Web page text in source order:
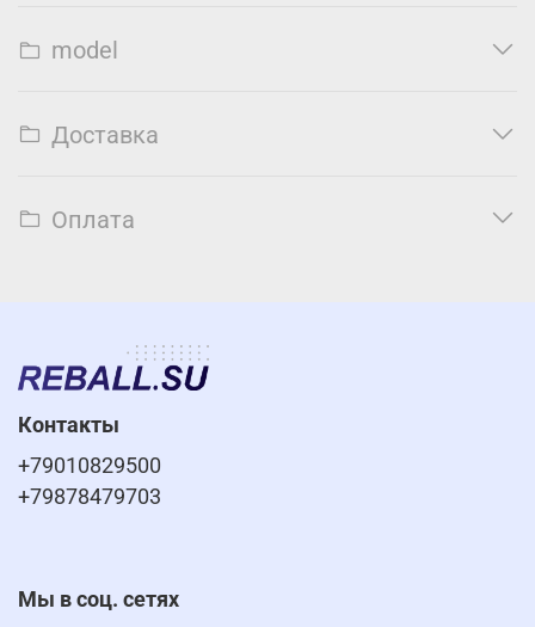
model
Доставка
Оплата
Контакты
+79010829500
+79878479703
Мы в соц. сетях